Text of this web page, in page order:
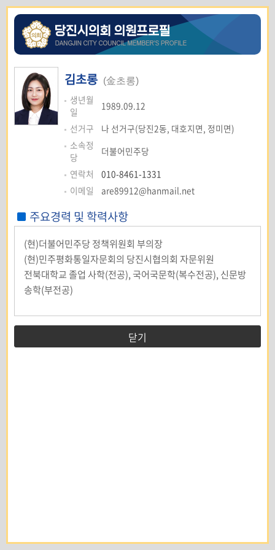
김초롱 (金초롱)
생년월
일
1989.09.12
선거구
나 선거구(당진2동, 대호지면, 정미면)
소속정
당
더불어민주당
연락처
010-8461-1331
이메일
are89912@hanmail.net
주요경력 및 학력사항
(현)더불어민주당 정책위원회 부의장
(현)민주평화통일자문회의 당진시협의회 자문위원
전북대학교 졸업 사학(전공), 국어국문학(복수전공), 신문방
송학(부전공)
닫기